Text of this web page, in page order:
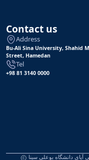
Contact us
Address
Bu-Ali Sina University, Shahid
Street, Hamedan
Tel
+98 81 3140 0000